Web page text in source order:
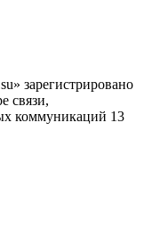
зарегистрировано
связи,
коммуникаций 13